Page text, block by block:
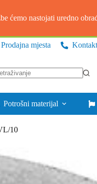
ćemo nastojati uredno
Prodajna mjesta Kontakt
Potrošni materijal
10